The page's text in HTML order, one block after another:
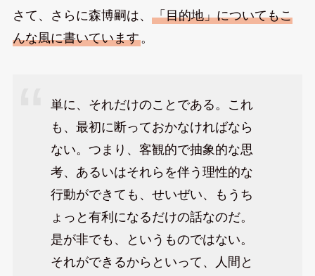
さて、さらに森博嗣は、 「目的地」についてもこ
んな風に書いています。
単に、それだけのことである。これ
も、最初に断っておかなければなら
ない。つまり、客観的で抽象的な思
考、あるいはそれらを伴う理性的な
行動ができても、せいぜい、もうち
ょっと有利になるだけの話なのだ。
是が非でも、というものではない。
それができるからといって、人間と